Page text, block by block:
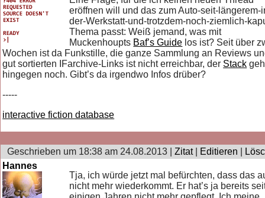
eröffnen will und das zum Auto-seit-längerem-
der-Werkstatt-und-trotzdem-noch-ziemlich-
Thema passt: Weiß jemand, was mit
Muckenhoupts Baf’s Guide los ist? Seit über
Wochen ist da Funkstille, die ganze Sammlung an Reviews
gut sortierten IFarchive-Links ist nicht erreichbar, der Stack
hingegen noch. Gibt’s da irgendwo Infos drüber?
-----
interactive fiction database
Geschrieben um 18:38 am 24.08.2013 | Zitat| Editieren
Hannes
Tja, ich würde jetzt mal befürchten, dass das
nicht mehr wiederkommt. Er hat’s ja bereits